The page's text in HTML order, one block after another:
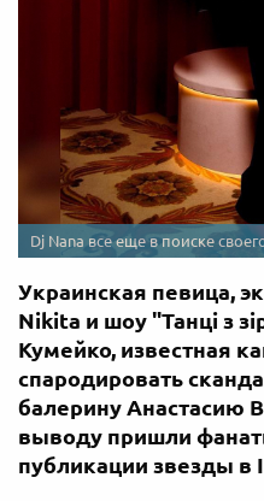
Dj Nana все еще в поиске
Украинская певица,
Nikita и шоу "Танці з
Кумейко, известная
спародировать
балерину Анастасию
выводу пришли
публикации звезды в